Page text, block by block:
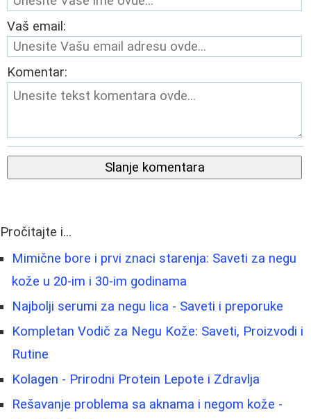
Vaš email:
Komentar:
Slanje komentara
Pročitajte i...
Mimične bore i prvi znaci starenja: Saveti za negu
kože u 20-im i 30-im godinama
Najbolji serumi za negu lica - Saveti i preporuke
Kompletan Vodič za Negu Kože: Saveti, Proizvodi i
Rutine
Kolagen - Prirodni Protein Lepote i Zdravlja
Rešavanje problema sa aknama i negom kože -